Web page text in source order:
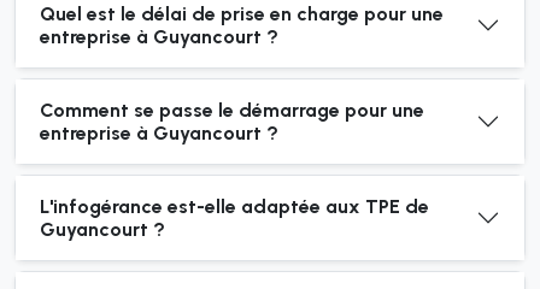
Quel est le délai de prise en charge pour une
entreprise à Guyancourt ?
Comment se passe le démarrage pour une
entreprise à Guyancourt ?
L'infogérance est-elle adaptée aux TPE de
Guyancourt ?